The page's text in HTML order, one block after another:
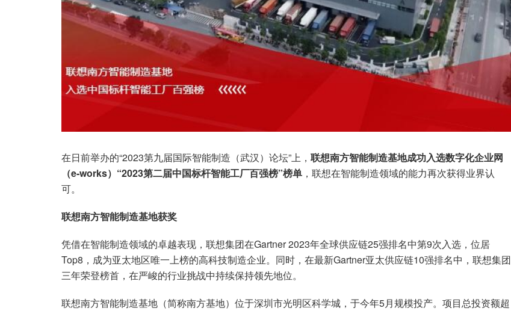
在日前举办的“2023第九届国际智能制造（武汉）论坛”上， 联想南方智能制造基地成功入选数字化企业网
（e-works）“2023第二届中国标杆智能工厂百强榜”榜单 ，联想在智能制造领域的能力再次获得业界认
可。
联想南方智能制造基地获奖
凭借在智能制造领域的卓越表现，联想集团在Gartner 2023年全球供应链25强排名中第9次入选，位居
Top8，成为亚太地区唯一上榜的高科技制造企业。同时，在最新Gartner亚太供应链10强排名中，联想集团
三年荣登榜首，在严峻的行业挑战中持续保持领先地位。
联想南方智能制造基地（简称南方基地）位于深圳市光明区科学城，于今年5月规模投产。项目总投资额超